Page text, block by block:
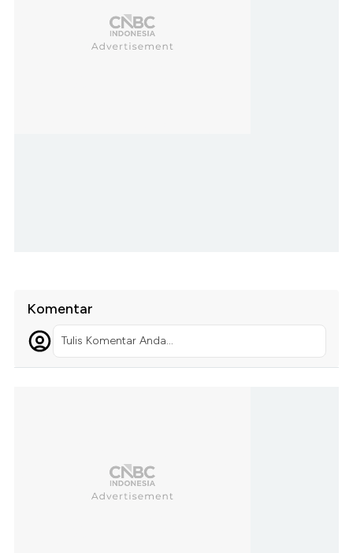
Komentar
Tulis Komentar Anda...